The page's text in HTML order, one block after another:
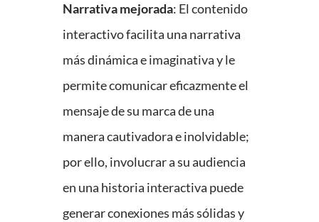
Narrativa mejorada: El contenido
interactivo facilita una narrativa
más dinámica e imaginativa y le
permite comunicar eficazmente el
mensaje de su marca de una
manera cautivadora e inolvidable;
por ello, involucrar a su audiencia
en una historia interactiva puede
generar conexiones más sólidas y